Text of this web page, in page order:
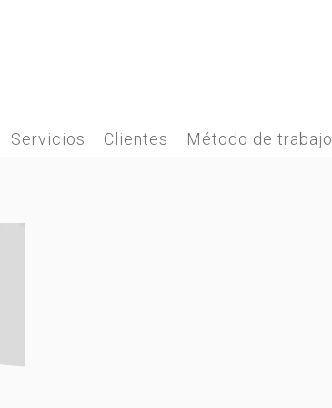
Servicios Clientes Método de trabajo